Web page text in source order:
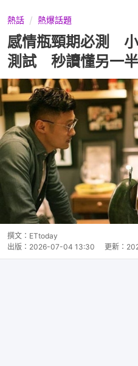
熱話 熱爆話題
感情瓶頸期必測
測試 秒讀懂另一
撰文： ETtoday
出版： 2026-07-04 13:30 更新：